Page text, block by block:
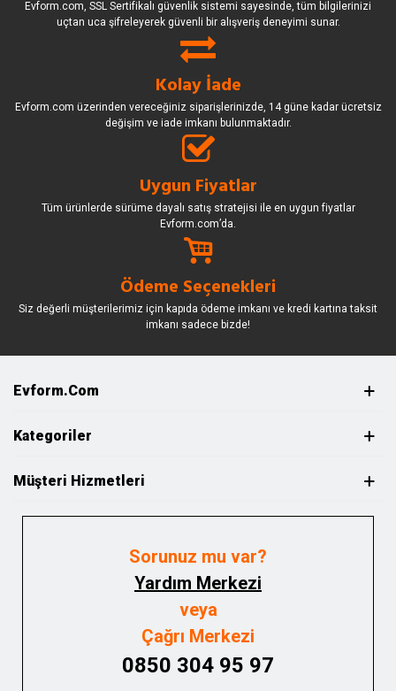
Evform.com, SSL Sertifikalı güvenlik sistemi sayesinde, tüm bilgilerinizi
uçtan uca şifreleyerek güvenli bir alışveriş deneyimi sunar.
Kolay İade
Evform.com üzerinden vereceğiniz siparişlerinizde, 14 güne kadar ücretsiz
değişim ve iade imkanı bulunmaktadır.
Uygun Fiyatlar
Tüm ürünlerde sürüme dayalı satış stratejisi ile en uygun fiyatlar
Evform.com’da.
Ödeme Seçenekleri
Siz değerli müşterilerimiz için kapıda ödeme imkanı ve kredi kartına taksit
imkanı sadece bizde!
Evform.com
Kategoriler
Müşteri Hizmetleri
Sorunuz mu var?
Yardım Merkezi
veya
Çağrı Merkezi
0850 304 95 97